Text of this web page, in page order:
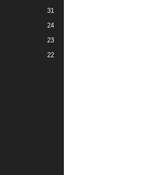
31
24
23
22